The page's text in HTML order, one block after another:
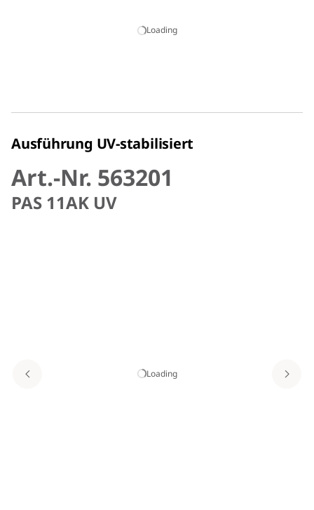
Loading
Ausführung UV-stabilisiert
Art.-Nr. 563201
PAS 11AK UV
Loading